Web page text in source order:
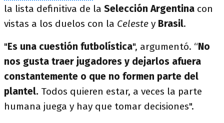
la lista definitiva de la Selección Argentina con
vistas a los duelos con la Celeste y Brasil.
"Es una cuestión futbolística", argumentó. “No
nos gusta traer jugadores y dejarlos afuera
constantemente o que no formen parte del
plantel. Todos quieren estar, a veces la parte
humana juega y hay que tomar decisiones".